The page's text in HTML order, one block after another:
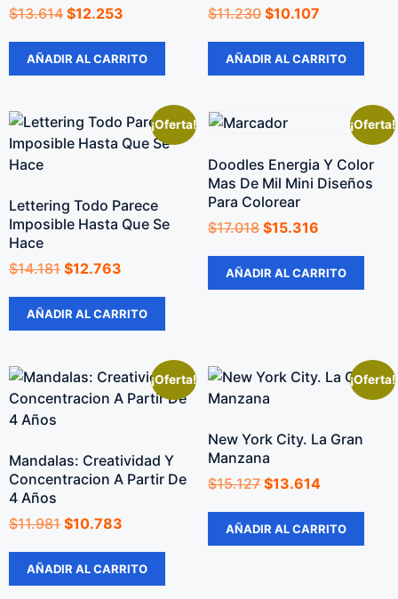
$13.614 $12.253
AÑADIR AL CARRITO
$11.230 $10.107
AÑADIR AL CARRITO
¡Oferta!
Lettering Todo Parece
Imposible Hasta Que Se
Hace
$14.181 $12.763
AÑADIR AL CARRITO
¡Oferta!
Doodles Energia Y Color
Mas De Mil Mini Diseños
Para Colorear
$17.018 $15.316
AÑADIR AL CARRITO
¡Oferta!
Mandalas: Creatividad Y
Concentracion A Partir De
4 Años
$11.981 $10.783
AÑADIR AL CARRITO
¡Oferta!
New York City. La Gran
Manzana
$15.127 $13.614
AÑADIR AL CARRITO